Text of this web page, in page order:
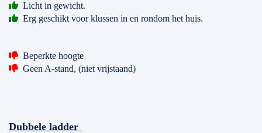
Licht in gewicht.
Erg geschikt voor klussen in en rondom het huis.
Beperkte hoogte
Geen A-stand, (niet vrijstaand)
Dubbele ladder